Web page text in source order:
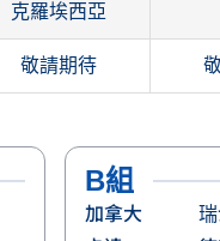
克羅埃西亞
敬請期待
B組
加拿大